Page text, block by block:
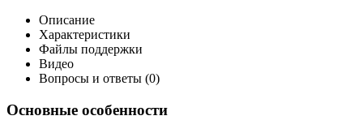
Описание
Характеристики
Файлы поддержки
Видео
Вопросы и ответы (0)
Основные особенности